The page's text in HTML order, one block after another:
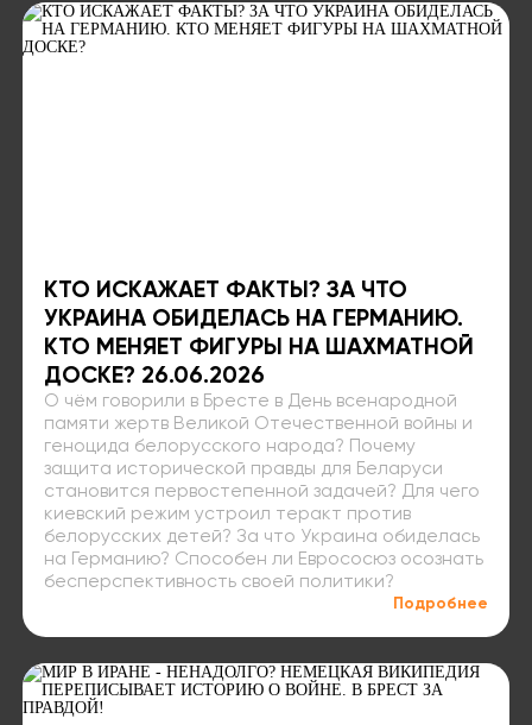
КТО ИСКАЖАЕТ ФАКТЫ? ЗА ЧТО
УКРАИНА ОБИДЕЛАСЬ НА ГЕРМАНИЮ.
КТО МЕНЯЕТ ФИГУРЫ НА ШАХМАТНОЙ
ДОСКЕ? 26.06.2026
О чём говорили в Бресте в День всенародной
памяти жертв Великой Отечественной войны и
геноцида белорусского народа? Почему
защита исторической правды для Беларуси
становится первостепенной задачей? Для чего
киевский режим устроил теракт против
белорусских детей? За что Украина обиделась
на Германию? Способен ли Еврососюз осознать
бесперспективность своей политики?
Подробнее